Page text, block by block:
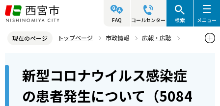
こ
の
ジ
FAQ コールセンター 検索 メニュー
現在のページ トップページ 市政情報
広報・広聴
新型コロナウイルス感染症の患者発生について（5084～5135例目）
新型コロナウイルス感染症
の患者発生について（5084